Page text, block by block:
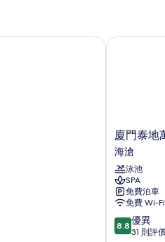
人
雙
廈
門
泰
地
萬
豪
酒
店
海
廈門泰地
海滄
泳池
SPA
免費泊車
免費 Wi-Fi
8.8
分
8.8 優異
31 則評
廈門泰地萬